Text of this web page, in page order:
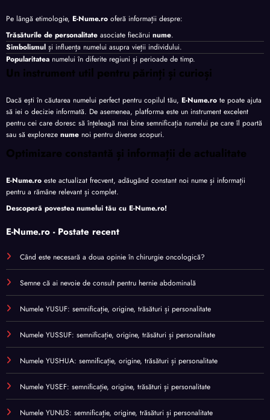
Pe lângă etimologie, E-Nume.ro oferă informații despre:
Trăsăturile de personalitate asociate fiecărui nume.
Simbolismul și influența numelui asupra vieții individului.
Popularitatea numelui în diferite regiuni și perioade de timp.
Un instrument util pentru părinți și curioși
Dacă ești în căutarea numelui perfect pentru copilul tău, E-Nume.ro te poate ajuta
să iei o decizie informată. De asemenea, platforma este un instrument excelent
pentru cei care doresc să înțeleagă mai bine semnificația numelui pe care îl poartă
sau să exploreze nume noi pentru diverse scopuri.
Optimizare constantă și informații de actualitate
E-Nume.ro este actualizat frecvent, adăugând constant noi nume și informații
pentru a rămâne relevant și complet.
Descoperă povestea numelui tău cu E-Nume.ro!
E-Nume.ro - Postate recent
Când este necesară a doua opinie în chirurgie oncologică?
Semne că ai nevoie de consult pentru hernie abdominală
Numele YUSUF: semnificație, origine, trăsături și personalitate
Numele YUSSUF: semnificație, origine, trăsături și personalitate
Numele YUSHUA: semnificație, origine, trăsături și personalitate
Numele YUSEF: semnificație, origine, trăsături și personalitate
Numele YUNUS: semnificație, origine, trăsături și personalitate